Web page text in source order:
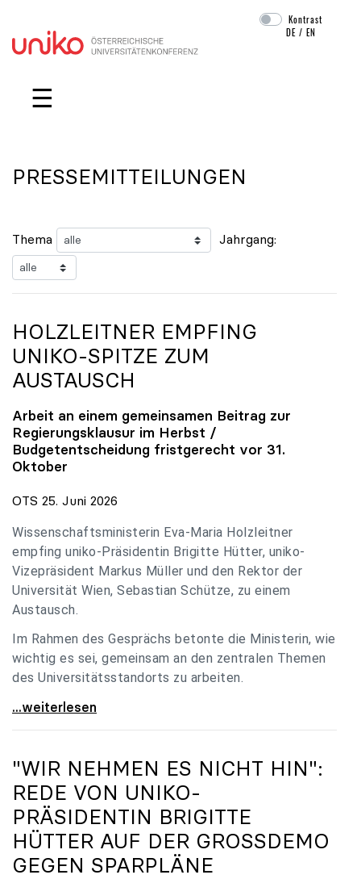
Navigation überspringen
Kontrast
DE /EN
☰
PRESSEMITTEILUNGEN
Thema Jahrgang:
HOLZLEITNER EMPFING
UNIKO-SPITZE ZUM
AUSTAUSCH
Arbeit an einem gemeinsamen Beitrag zur
Regierungsklausur im Herbst /
Budgetentscheidung fristgerecht vor 31.
Oktober
OTS 25. Juni 2026
Wissenschaftsministerin Eva-Maria Holzleitner
empfing uniko-Präsidentin Brigitte Hütter, uniko-
Vizepräsident Markus Müller und den Rektor der
Universität Wien, Sebastian Schütze, zu einem
Austausch.
Im Rahmen des Gesprächs betonte die Ministerin, wie
wichtig es sei, gemeinsam an den zentralen Themen
des Universitätsstandorts zu arbeiten.
Holzleitner empfing uniko-Spitze zum Austausch
...weiterlesen
"WIR NEHMEN ES NICHT HIN":
REDE VON UNIKO-
PRÄSIDENTIN BRIGITTE
HÜTTER AUF DER GROSSDEMO G
EGEN SPARPLÄNE